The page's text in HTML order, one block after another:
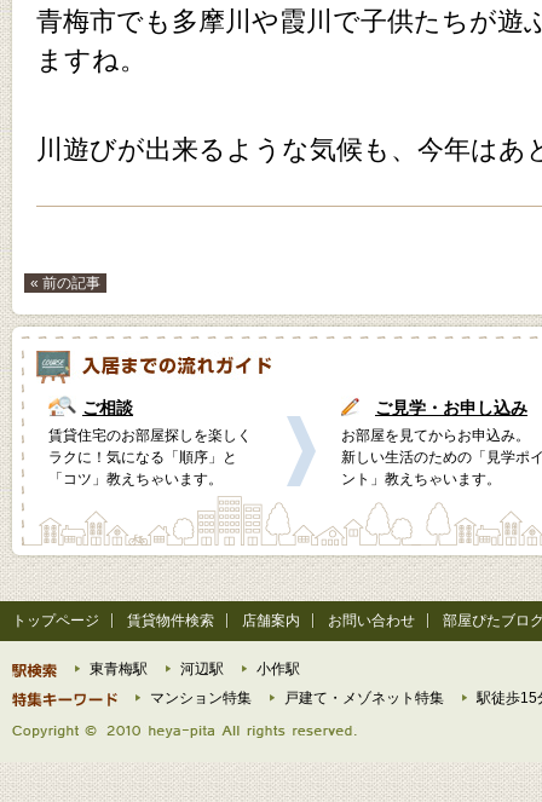
青梅市でも多摩川や霞川で子供たちが遊
ますね。
川遊びが出来るような気候も、今年はあ
« 前の記事
ご相談
賃貸住宅のお部屋探しを楽しく
ラクに！気になる「順序」と
「コツ」教えちゃいます。
ご見学・お申し込み
お部屋を見てからお申込み。
新しい生活のための「見学ポ
ント」教えちゃいます。
トップページ 賃貸物件検索 店舗案内 お問い合わせ 部屋ぴたブロ
東青梅駅 河辺駅
小作駅
マンション特集
戸建て・メゾネット特集 駅徒歩15